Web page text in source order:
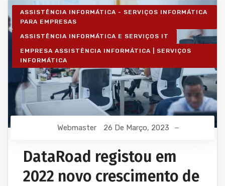
ASSISTÊNCIA INFORMÁTICA - SERVIÇOS INFORMÁTICA
PARA EMPRESAS
ASSISTÊNCIA INFORMÁTICA E SERVIÇOS IT
EMPRESA ASSISTÊNCIA INFORMÁTICA | SERVIÇOS
INFORMÁTICA
Webmaster 26 De Março, 2023
DataRoad registou em
2022 novo crescimento de